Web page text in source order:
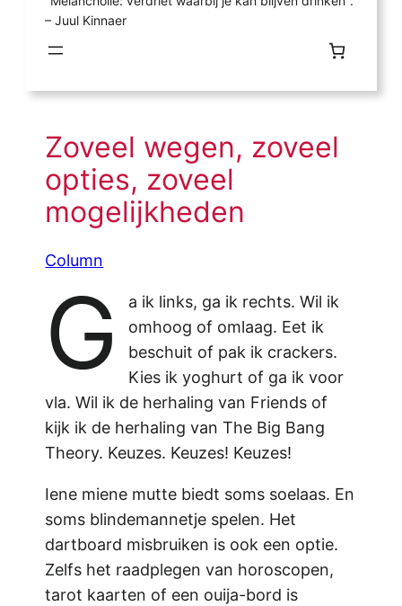
– Juul Kinnaer
Zoveel wegen, zoveel
opties, zoveel
mogelijkheden
Column
G
a ik links, ga ik rechts. Wil ik
omhoog of omlaag. Eet ik
beschuit of pak ik crackers.
Kies ik yoghurt of ga ik voor
vla. Wil ik de herhaling van Friends of
kijk ik de herhaling van The Big Bang
Theory. Keuzes. Keuzes! Keuzes!
Iene miene mutte biedt soms soelaas. En
soms blindemannetje spelen. Het
dartboard misbruiken is ook een optie.
Zelfs het raadplegen van horoscopen,
tarot kaarten of een ouija-bord is